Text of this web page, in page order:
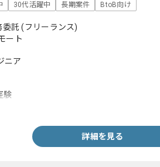
30代活躍中 長期案件 BtoB向け
委託(フリーランス)
ート
ニア
験
詳細を見る